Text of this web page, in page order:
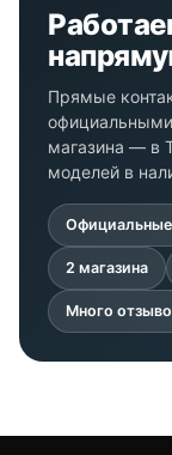
Прямые
магазина — в
моделей в
2 магазина
Много